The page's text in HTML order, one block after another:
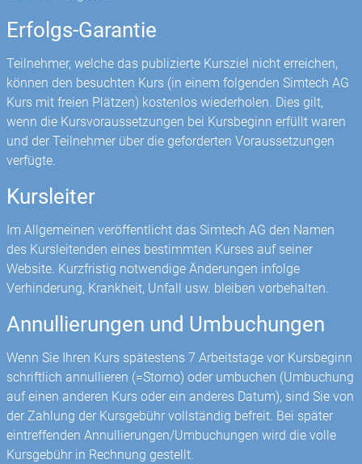
Erfolgs-Garantie
Teilnehmer, welche das publizierte Kursziel nicht erreichen,
können den besuchten Kurs (in einem folgenden Simtech AG
Kurs mit freien Plätzen) kostenlos wiederholen. Dies gilt,
wenn die Kursvoraussetzungen bei Kursbeginn erfüllt waren
und der Teilnehmer über die geforderten Voraussetzungen
verfügte.
Kursleiter
Im Allgemeinen veröffentlicht das Simtech AG den Namen
des Kursleitenden eines bestimmten Kurses auf seiner
Website. Kurzfristig notwendige Änderungen infolge
Verhinderung, Krankheit, Unfall usw. bleiben vorbehalten.
Annullierungen und Umbuchungen
Wenn Sie Ihren Kurs spätestens 7 Arbeitstage vor Kursbeginn
schriftlich annullieren (=Storno) oder umbuchen (Umbuchung
auf einen anderen Kurs oder ein anderes Datum), sind Sie von
der Zahlung der Kursgebühr vollständig befreit. Bei später
eintreffenden Annullierungen/Umbuchungen wird die volle
Kursgebühr in Rechnung gestellt.